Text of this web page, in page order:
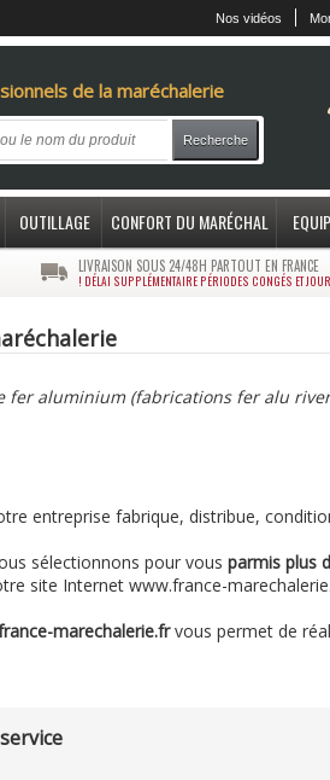
Nos vidéos
de la maréchalerie
Recherche
OUTILLAGE CONFORT DU MARÉCHAL
LIVRAISON SOUS 24/48H PARTOUT EN FRANCE
! DÉLAI SUPPLÉMENTAIRE PÉRIODES CONGÉS ET
fer aluminium (fabrications fer alu
entreprise fabrique, distribue,
sélectionnons pour vous parmis plus
site Internet www.france-
marechalerie.frvous permet de